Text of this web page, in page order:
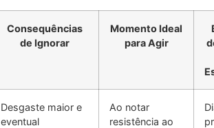
Consequências
de Ignorar
Momento Ideal
para Agir
Desgaste maior e
eventual
Ao notar
resistência ao